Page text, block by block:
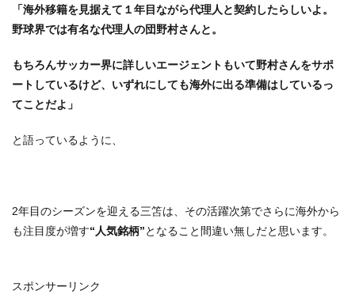
「海外移籍を見据えて１年目ながら代理人と契約したらしいよ。
野球界では有名な代理人の団野村さんと。
もちろんサッカー界に詳しいエージェントもいて野村さんをサポ
ートしているけど、いずれにしても海外に出る準備はしているっ
てことだよ」
と語っているように、
2年目のシーズンを迎える三笘は、その活躍次第でさらに海外から
も注目度が増す“人気銘柄”となること間違い無しだと思います。
スポンサーリンク